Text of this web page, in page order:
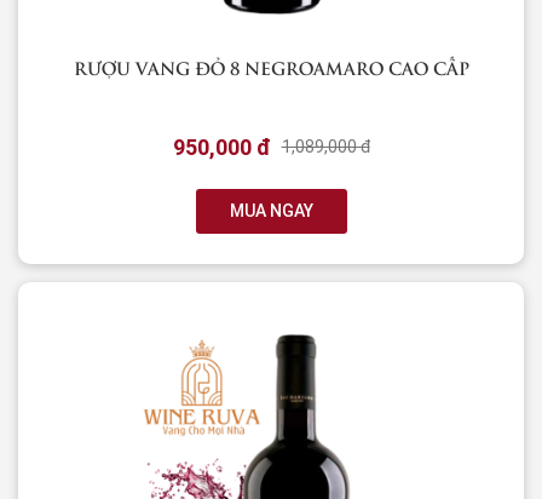
RƯỢU VANG ĐỎ 8 NEGROAMARO CAO CẤP
950,000 đ 1,089,000 đ
MUA NGAY